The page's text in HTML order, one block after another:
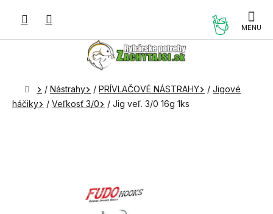
Domov
/ Nástrahy / PRÍVLAČOVÉ NÁSTRAHY / Jigové
háčiky
/ Veľkosť 3/0 / Jig veľ. 3/0 16g 1ks